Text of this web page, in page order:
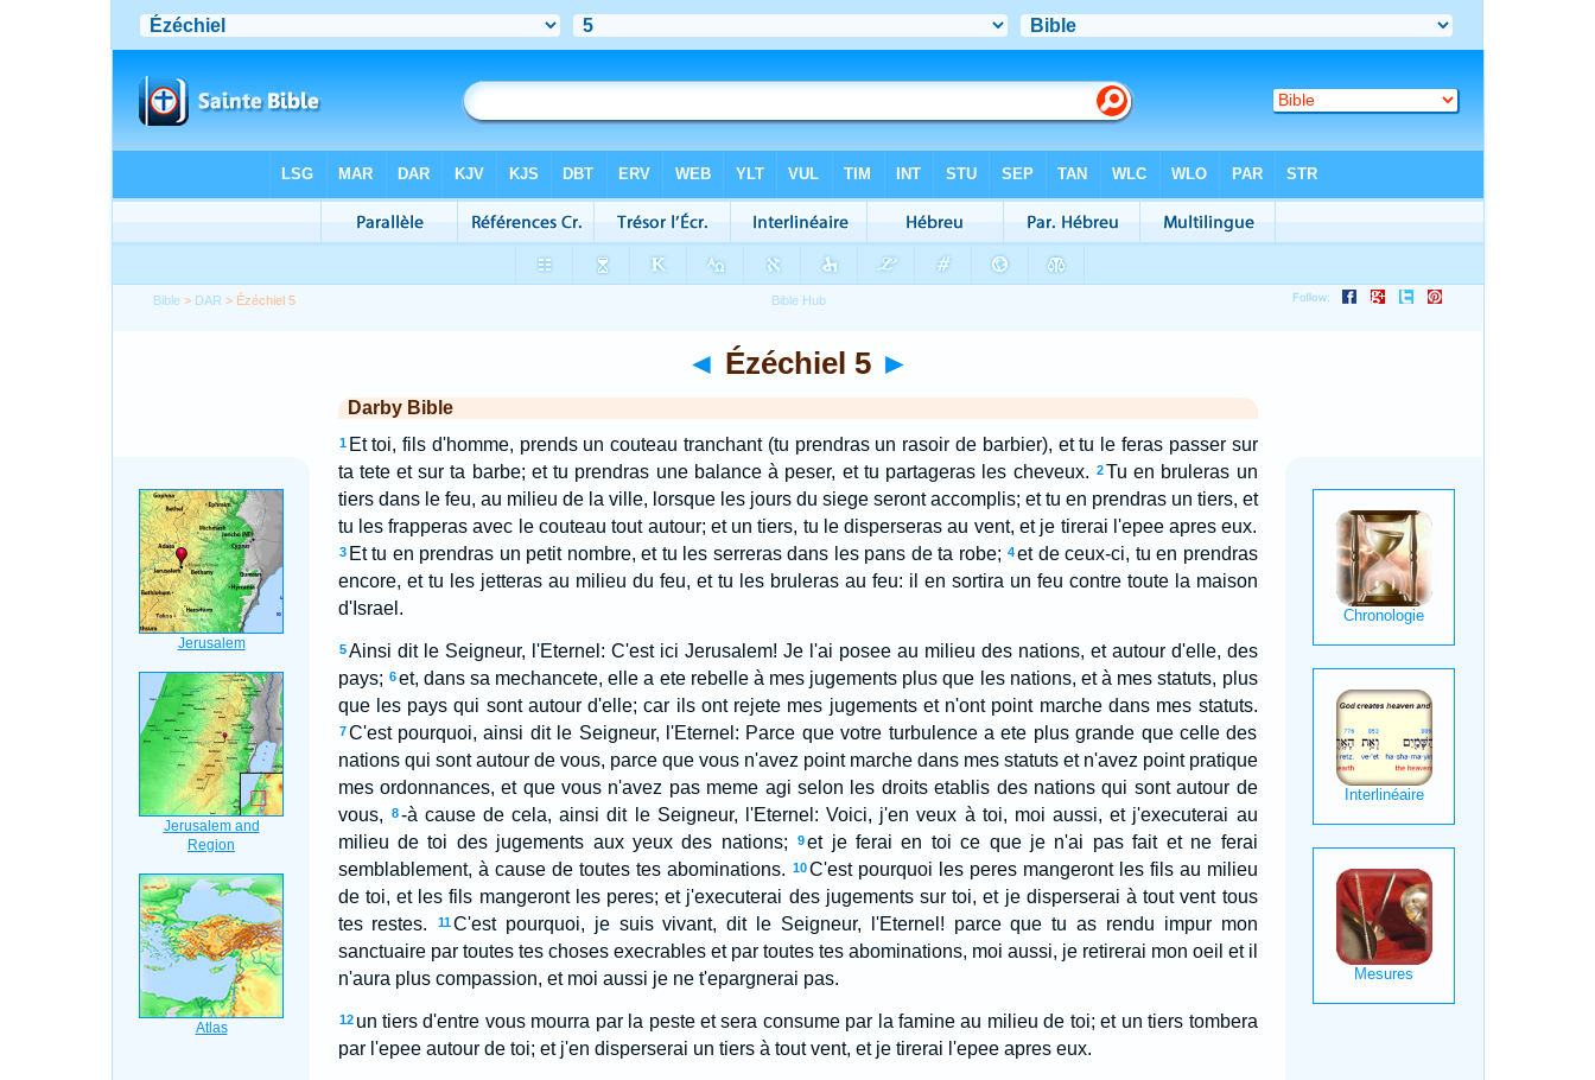
Bible > DAR > Ézéchiel 5
◄ Ézéchiel 5 ►
Darby Bible
1 Et toi, fils d'homme, prends un couteau tranchant (tu prendras un rasoir de barbier), et tu le feras passer sur
ta tete et sur ta barbe; et tu prendras une balance à peser, et tu partageras les cheveux. 2Tu en bruleras un
tiers dans le feu, au milieu de la ville, lorsque les jours du siege seront accomplis; et tu en prendras un tiers, et
tu les frapperas avec le couteau tout autour; et un tiers, tu le disperseras au vent, et je tirerai l'epee apres eux.
3 Et tu en prendras un petit nombre, et tu les serreras dans les pans de ta robe; 4et de ceux-ci, tu en prendras
encore, et tu les jetteras au milieu du feu, et tu les bruleras au feu: il en sortira un feu contre toute la maison
d'Israel.
5 Ainsi dit le Seigneur, l'Eternel: C'est ici Jerusalem! Je l'ai posee au milieu des nations, et autour d'elle, des
pays; 6et, dans sa mechancete, elle a ete rebelle à mes jugements plus que les nations, et à mes statuts, plus
que les pays qui sont autour d'elle; car ils ont rejete mes jugements et n'ont point marche dans mes statuts.
7 C'est pourquoi, ainsi dit le Seigneur, l'Eternel: Parce que votre turbulence a ete plus grande que celle des
nations qui sont autour de vous, parce que vous n'avez point marche dans mes statuts et n'avez point pratique
mes ordonnances, et que vous n'avez pas meme agi selon les droits etablis des nations qui sont autour de
vous,
8-à cause de cela, ainsi dit le Seigneur, l'Eternel: Voici, j'en veux à toi, moi aussi, et j'executerai au
milieu de toi des jugements aux yeux des nations;
9et je ferai en toi ce que je n'ai pas fait et ne ferai
semblablement, à cause de toutes tes abominations. 10 C'est pourquoi les peres mangeront les fils au milieu
de toi, et les fils mangeront les peres; et j'executerai des jugements sur toi, et je disperserai à tout vent tous
tes restes.
11C'est pourquoi, je suis vivant, dit le Seigneur, l'Eternel! parce que tu as rendu impur mon
sanctuaire par toutes tes choses execrables et par toutes tes abominations, moi aussi, je retirerai mon oeil et il
n'aura plus compassion, et moi aussi je ne t'epargnerai pas.
12 un tiers d'entre vous mourra par la peste et sera consume par la famine au milieu de toi; et un tiers tombera
par l'epee autour de toi; et j'en disperserai un tiers à tout vent, et je tirerai l'epee apres eux.